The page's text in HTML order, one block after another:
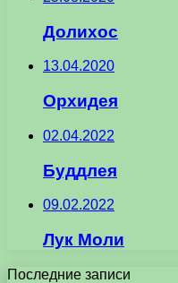
Долихос
13.04.2020
Орхидея
02.04.2022
Буддлея
09.02.2022
Лук Моли
Последние записи